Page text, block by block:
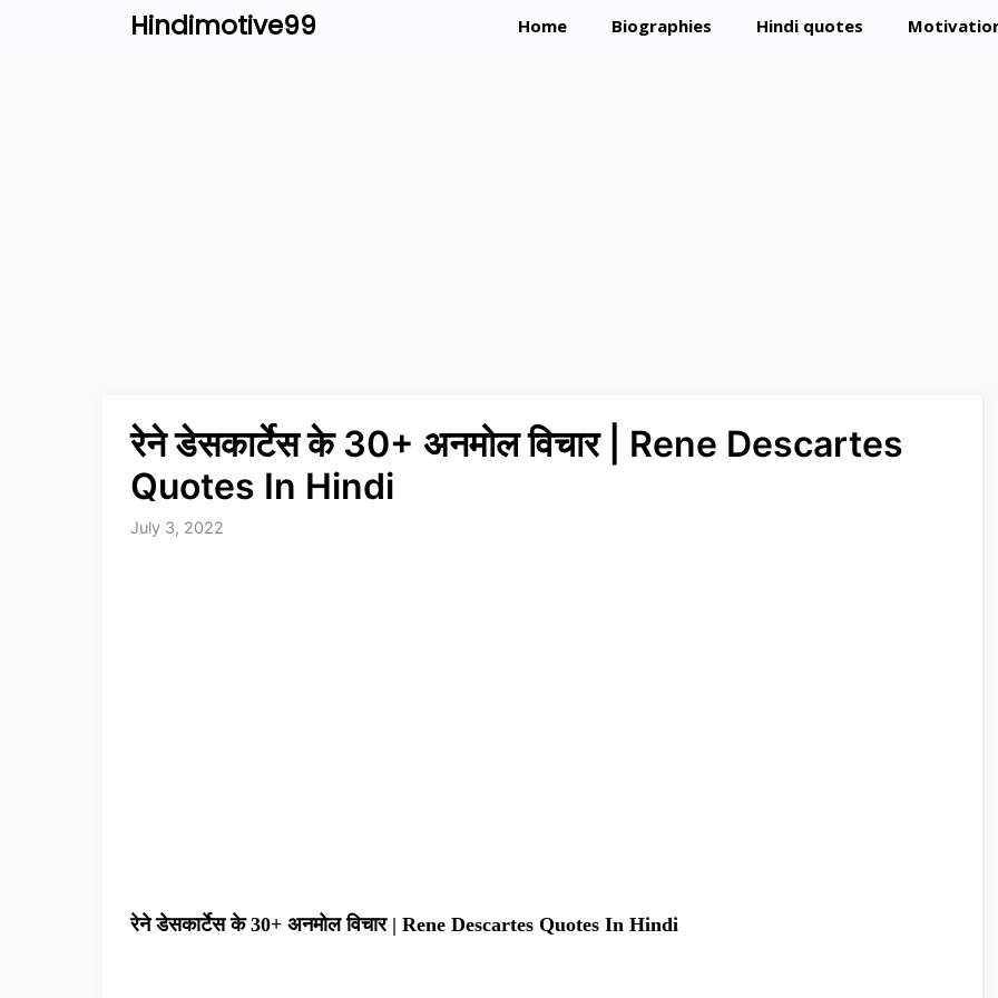
Hindimotive99 Home Biographies Hindi quotes
रेने डेसकार्टेस के 30+ अनमोल विचार | Rene Descartes
Quotes In Hindi
July 3, 2022
रेने डेसकार्टेस के 30+ अनमोल विचार | Rene Descartes Quotes In Hindi